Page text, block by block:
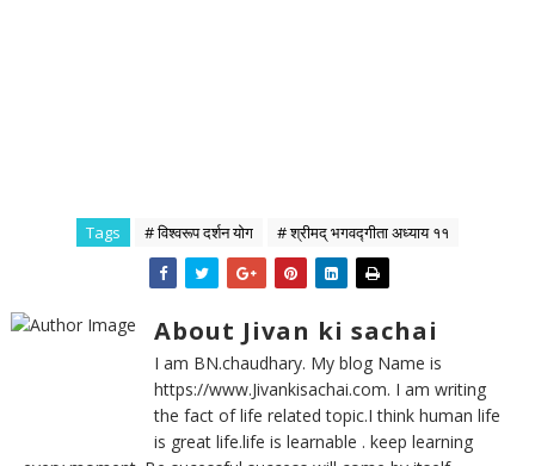
Tags # विश्वरूप दर्शन योग # श्रीमद् भगवद्गीता अध्याय ११
About Jivan ki sachai
I am BN.chaudhary. My blog Name is
https://www.Jivankisachai.com. I am writing
the fact of life related topic.I think human life
is great life.life is learnable . keep learning